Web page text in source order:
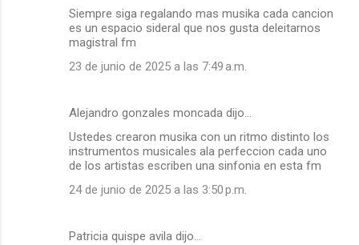
Siempre siga regalando mas musika cada cancion
es un espacio sideral que nos gusta deleitarnos
magistral fm
23 de junio de 2025 a las 7:49 a.m.
Alejandro gonzales moncada dijo…
Ustedes crearon musika con un ritmo distinto los
instrumentos musicales ala perfeccion cada uno
de los artistas escriben una sinfonia en esta fm
24 de junio de 2025 a las 3:50 p.m.
Patricia quispe avila dijo…